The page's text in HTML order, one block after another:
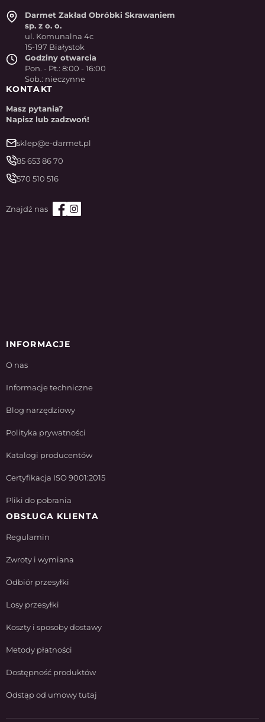
Darmet Zakład Obróbki Skrawaniem
sp. z o. o.
ul. Komunalna 4c
15-197 Białystok
Godziny otwarcia
Pon. - Pt.: 8:00 - 16:00
Sob.: nieczynne
KONTAKT
Masz pytania?
Napisz lub zadzwoń!
sklep@e-darmet.pl
85 653 86 70
570 510 516
INFORMACJE
O nas
Informacje techniczne
Blog narzędziowy
Polityka prywatności
Katalogi producentów
Certyfikacja ISO 9001:2015
Pliki do pobrania
OBSŁUGA KLIENTA
Regulamin
Zwroty i wymiana
Odbiór przesyłki
Losy przesyłki
Koszty i sposoby dostawy
Metody płatności
Dostępność produktów
Odstąp od umowy tutaj